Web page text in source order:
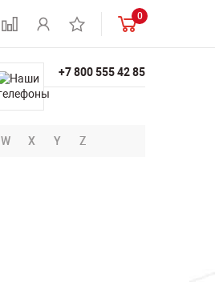
0
+7 800 555 42 85
W X Y Z